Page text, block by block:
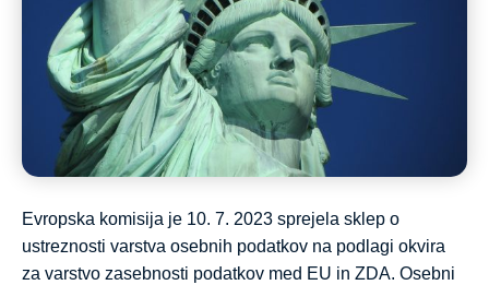
Evropska komisija je 10. 7. 2023 sprejela sklep o
ustreznosti varstva osebnih podatkov na podlagi okvira
za varstvo zasebnosti podatkov med EU in ZDA. Osebni